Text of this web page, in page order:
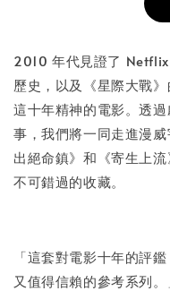
NT$ 50
NT$ 100
-
2010 年代見證了
歷史，以及《星際大戰
這十年精神的電影。透
事，我們將一同走進漫
出絕命鎮》和《寄生上
不可錯過的收藏。
「這套對電影十年的評
又值得信賴的參考系列。